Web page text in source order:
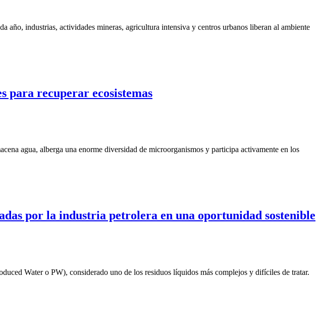
año, industrias, actividades mineras, agricultura intensiva y centros urbanos liberan al ambiente
para recuperar ecosistemas
agua, alberga una enorme diversidad de microorganismos y participa activamente en los
por la industria petrolera en una oportunidad sostenible
Water o PW), considerado uno de los residuos líquidos más complejos y difíciles de tratar.